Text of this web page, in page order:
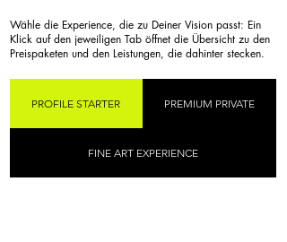
Wähle die Experience, die zu Deiner Vision passt: Ein
Klick auf den jeweiligen Tab öffnet die Übersicht zu den
Preispaketen und den Leistungen, die dahinter stecken.
PROFILE STARTER PREMIUM PRIVATE
FINE ART EXPERIENCE